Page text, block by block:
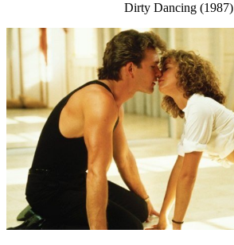
Dirty Dancing (1987)